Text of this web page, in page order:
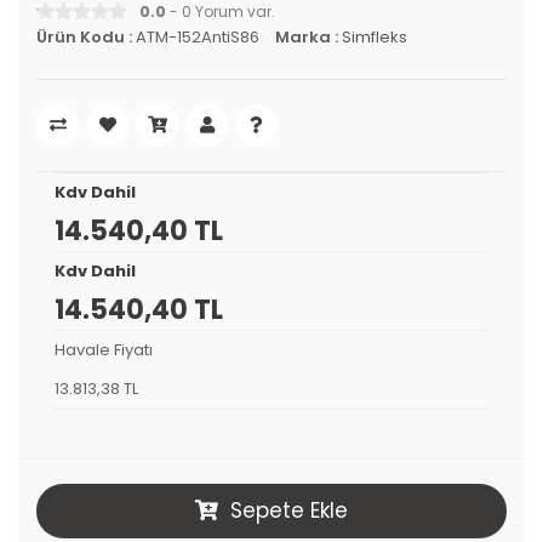
0.0 - 0 Yorum var.
Ürün Kodu :ATM-152AntiS86 Marka :Simfleks
Kdv Dahil
14.540,40 TL
Kdv Dahil
14.540,40 TL
Havale Fiyatı
13.813,38 TL
Sepete Ekle